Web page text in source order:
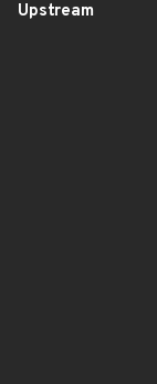
Upstream